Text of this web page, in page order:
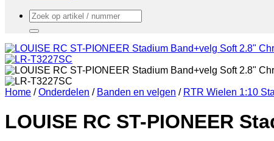
Zoeken
naar:
Home / Onderdelen / Banden en velgen / RTR Wielen 1:10
LOUISE RC ST-PIONEER